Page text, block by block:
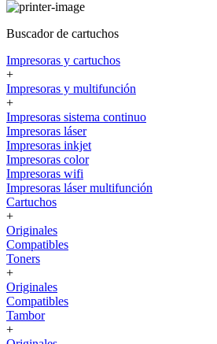
Buscador de cartuchos
Impresoras y cartuchos
+
Impresoras y multifunción
+
Impresoras sistema continuo
Impresoras láser
Impresoras inkjet
Impresoras color
Impresoras wifi
Impresoras láser multifunción
Cartuchos
+
Originales
Compatibles
Toners
+
Originales
Compatibles
Tambor
+